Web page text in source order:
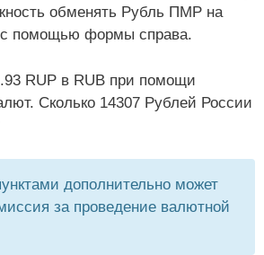
обменять Рубль ПМР на
помощью формы справа.
RUP в RUB при помощи
Сколько 14307 Рублей России
дополнительно может
за проведение валютной